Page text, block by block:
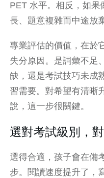
PET 水平。相反，如果
長、題意複雜而中途放
專業評估的價值，在於
失分原因。是詞彙不足
缺，還是考試技巧未成
習需要。對希望有清晰
說，這一步很關鍵。
選對考試級別，
選得合適，孩子會在備
步。閱讀速度提升了，